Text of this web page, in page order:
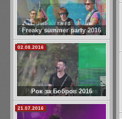
Open-air фестиваль
"МОСТ" 2014
Романтики Red Shades
03.01.2014
15.12.2013